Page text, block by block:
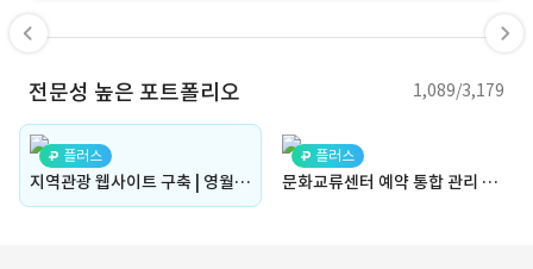
전문성 높은 포트폴리오 1,089/3,179
플러스
지역관광 웹사이트 구축 | 영월군 김삿갓면 (관광 웹사이트 구축, 지자체 홈페이지 제작, CMS, 문화관광 플랫폼, 여행 정보, 관광정보, 커뮤니티)
플러스
문화교류센터 예약 통합 관리 플랫폼 구축 | 하동 평사드레 (웹사이트, 관광 웹사이트 구축, 지자체 홈페이지 제작, 숙소 예약, 체험문의, 예약관리, 회원관리, CMS,여행,관광)